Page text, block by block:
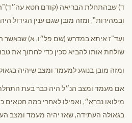
ד) שבהתחלת הבריאה (קודם חטא
ובמהירות", ומזה מובן שגם ענין הגידול
ועד"ז איתא במדרש (שם פל״ו, א) שכאשר
שולחת אותו להביא סכין כדי לחתוך את
ומזה מובן בנוגע למעמד ומצב שיהיה
אם מעמד ומצב הנ״ל היה כבר בעת
מילואו נברא״, ואפילו לאחרי כמה חטאים
בגאולה העתידה, שאז יהיה מעמד ומצב